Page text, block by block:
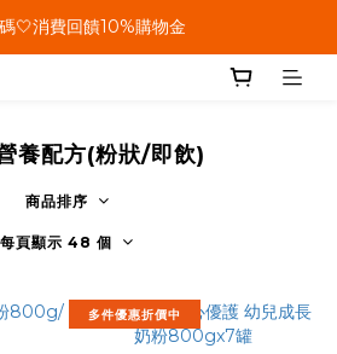
額滿899🤍超取/郵寄免運費
🤍消費回饋10%購物金
養配方(粉狀/即飲)
商品排序
每頁顯示 48 個
多件優惠折價中